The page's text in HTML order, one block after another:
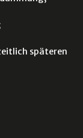
späteren